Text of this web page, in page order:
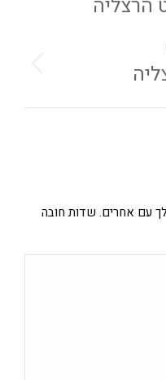
הרצליה
עם אחרים. שדות חובה